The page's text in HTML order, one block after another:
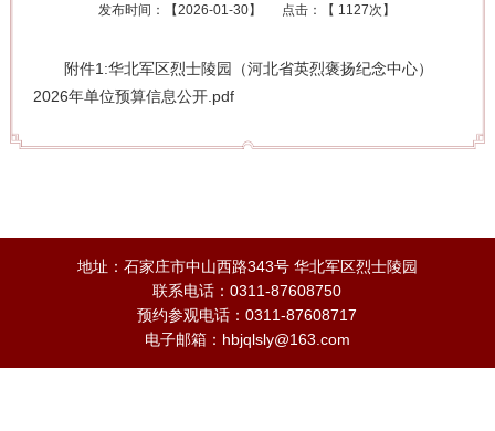
发布时间：【2026-01-30】 点击：【 1127次】
附件1:华北军区烈士陵园（河北省英烈褒扬纪念中心）
2026年单位预算信息公开.pdf
地址：石家庄市中山西路343号 华北军区烈士陵园
联系电话：0311-87608750
预约参观电话：0311-87608717
电子邮箱：hbjqlsly@163.com